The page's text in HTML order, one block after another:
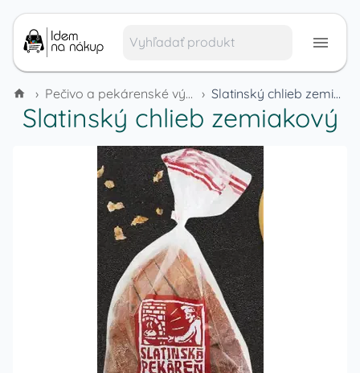
› Pečivo a pekárenské výrobky › Slatinský chlieb zemiakový
Slatinský chlieb zemiakový